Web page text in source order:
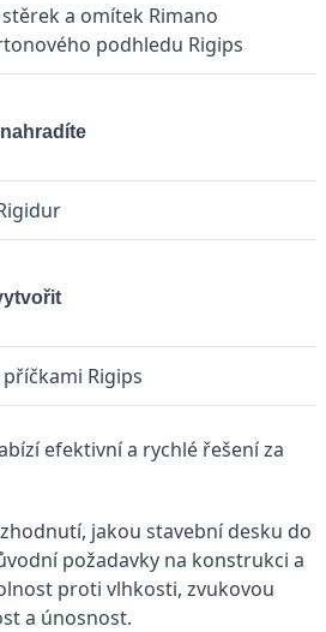
a omítek Rimano
podhledu Rigips
Rigips
efektivní a rychlé řešení za
jakou stavební desku do
požadavky na konstrukci a
proti vlhkosti, zvukovou
a únosnost.